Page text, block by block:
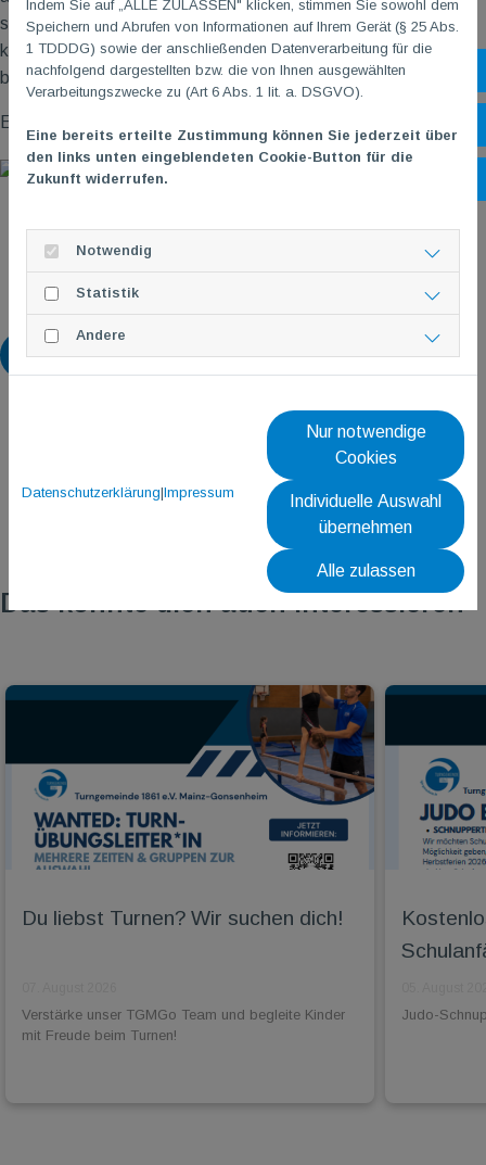
Zurück
schließlich die richtige Haltestelle gefunden. Glücklicherweise
konnte der freundliche Busfahrer die Gruppe noch aufnehmen,
bevor er die Haltestelle verließ.
Eine aufregende, aber schöne Wanderung!
Das könnte dich auch interessieren
Du liebst Turnen? Wir suchen dich!
Verstärke unser TGMGo Team und begleite Kinder
mit Freude beim Turnen!
Judo-
Indem Sie auf „ALLE ZULASSEN" klicken, stimmen Sie sowohl dem
Speichern und Abrufen von Informationen auf Ihrem Gerät (§ 25 Abs.
1 TDDDG) sowie der anschließenden Datenverarbeitung für die
nachfolgend dargestellten bzw. die von Ihnen ausgewählten
Verarbeitungszwecke zu (Art 6 Abs. 1 lit. a. DSGVO).
Eine bereits erteilte Zustimmung können Sie jederzeit über
den links unten eingeblendeten Cookie-Button für die
Zukunft widerrufen.
Notwendig
Statistik
Andere
Datenschutzerklärung|Impressum
Nur notwendige
Cookies
Individuelle Auswahl
übernehmen
Alle zulassen